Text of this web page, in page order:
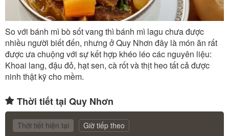
So với bánh mì bò sốt vang thì bánh mì lagu chưa được
nhiều người biết đến, nhưng ở Quy Nhơn đây là món ăn rất
được ưa chuộng với sự kết hợp khéo léo các nguyên liệu:
Khoai lang, đậu đỏ, hạt sen, cà rốt và thịt heo tất cả được
ninh thật kỹ cho mềm.
Thời tiết tại Quy Nhơn
Thời tiết hiện tại Giờ tiếp theo